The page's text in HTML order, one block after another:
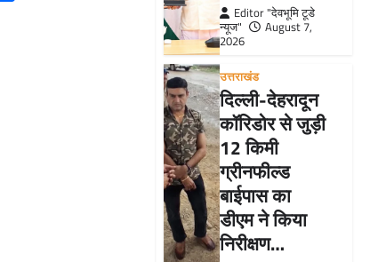
Editor "देवभूमि टूडे
न्यूज"
August 7,
2026
उत्तराखंड
दिल्ली-देहरादून
कॉरिडोर से जुड़ी
12 किमी
ग्रीनफील्ड
बाईपास का
डीएम ने किया
निरीक्षण…